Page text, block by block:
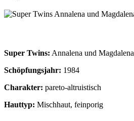
Super Twins: Annalena und Magdalena
Schöpfungsjahr: 1984
Charakter: pareto-altruistisch
Hauttyp: Mischhaut, feinporig